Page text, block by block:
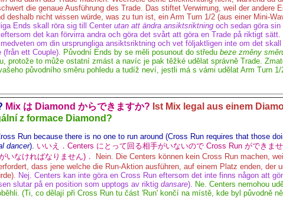
die genaue Ausführung des Trade. Das stiftet Verwirrung, weil der andere
deshalb nicht wissen würde, was zu tun ist, ein Arm Turn 1/2 (aus einer Mini-
Ends skall röra sig till Center utan att ändra ansiktsriktning och sedan göra
det kan förvirra andra och göra det svårt att göra en Trade på riktigt sätt.
om din ursprungliga ansiktsriktning och vet följaktligen inte om det
(från ett Couple). Původní Ends by se měli posunout do středu beze změny
protože to může ostatní zmást a navíc je pak těžké udělat správně Trade.
původního směru pohledu a tudíž neví, jestli má s vámi udělat Arm Turn
Mix は Diamond からできますか? Ist Mix legal aus einem
z formace Diamond?
Run because there is no one to run around (Cross Run requires that those
dancer). いいえ．Centers にとって回る相手がいないので Cross Run ができま
いなければなりません)．
Nein. Die Centers können kein Cross Run machen,
dass jene welche die Run-Aktion ausführen, auf einem Platz enden, der
Nej. Centers kan inte göra en Cross Run eftersom det inte finns någon att
slutar på en position som upptogs av riktig dansare). Ne. Centers nemohou
(Ti, co dělají při Cross Run tu část 'Run' končí na místě, kde byl původně